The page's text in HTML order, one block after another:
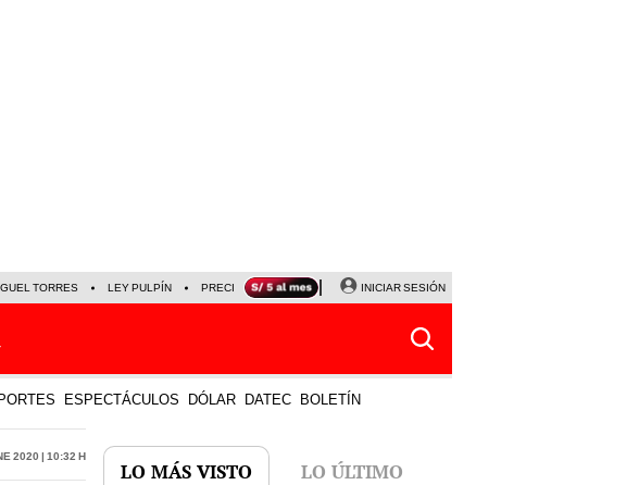
TORRES LEY PULPÍN PRECIO DEL DÓLAR CORTE DE LUZ VIERNES 7 DE AGOSTO
INICIAR SESIÓN
ESPECTÁCULOS DÓLAR DATEC BOLETÍN
2020 | 10:32 h
LO MÁS VISTO LO ÚLTIMO